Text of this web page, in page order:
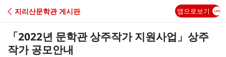
C
지리산문학관 게시판 앱으로보기
「2022년 문학관 상주작가 지원사업」상주
작가 공모안내